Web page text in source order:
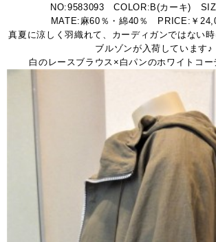
NO:9583093 COLOR:B(カーキ)
MATE:麻60％・綿40％ PRICE:￥
真夏に涼しく羽織れて、カーディガンではない
ブルゾンが入荷しています♪
白のレースブラウス×白パンのホワイトコー